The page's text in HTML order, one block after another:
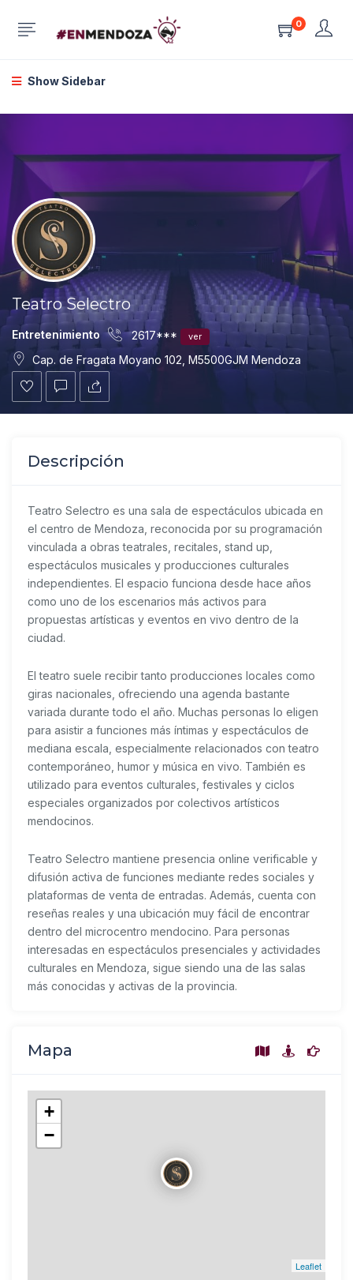
0
Show Sidebar
Teatro Selectro
Entretenimiento 2617*** ver
Cap. de Fragata Moyano 102, M5500GJM Mendoza
Descripción
Teatro Selectro es una sala de espectáculos ubicada en
el centro de Mendoza, reconocida por su programación
vinculada a obras teatrales, recitales, stand up,
espectáculos musicales y producciones culturales
independientes. El espacio funciona desde hace años
como uno de los escenarios más activos para
propuestas artísticas y eventos en vivo dentro de la
ciudad.
El teatro suele recibir tanto producciones locales como
giras nacionales, ofreciendo una agenda bastante
variada durante todo el año. Muchas personas lo eligen
para asistir a funciones más íntimas y espectáculos de
mediana escala, especialmente relacionados con teatro
contemporáneo, humor y música en vivo. También es
utilizado para eventos culturales, festivales y ciclos
especiales organizados por colectivos artísticos
mendocinos.
Teatro Selectro mantiene presencia online verificable y
difusión activa de funciones mediante redes sociales y
plataformas de venta de entradas. Además, cuenta con
reseñas reales y una ubicación muy fácil de encontrar
dentro del microcentro mendocino. Para personas
interesadas en espectáculos presenciales y actividades
culturales en Mendoza, sigue siendo una de las salas
más conocidas y activas de la provincia.
Mapa
+
−
Leaflet